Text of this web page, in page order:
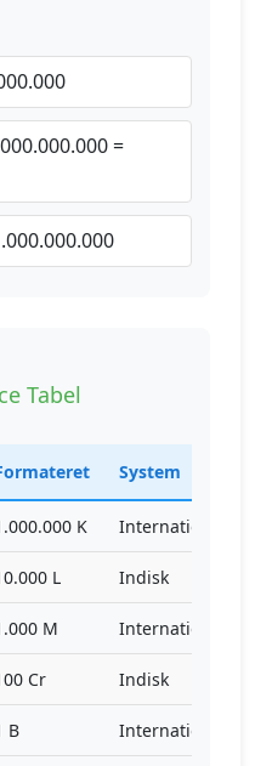
=
Tabel
System
K International
L Indisk
M International
Cr Indisk
B International